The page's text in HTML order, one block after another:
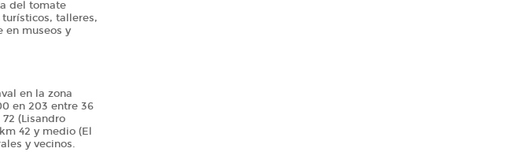
del tomate
talleres,
en museos y
en la zona
en 203 entre 36
(Lisandro
42 y medio (El
y vecinos.